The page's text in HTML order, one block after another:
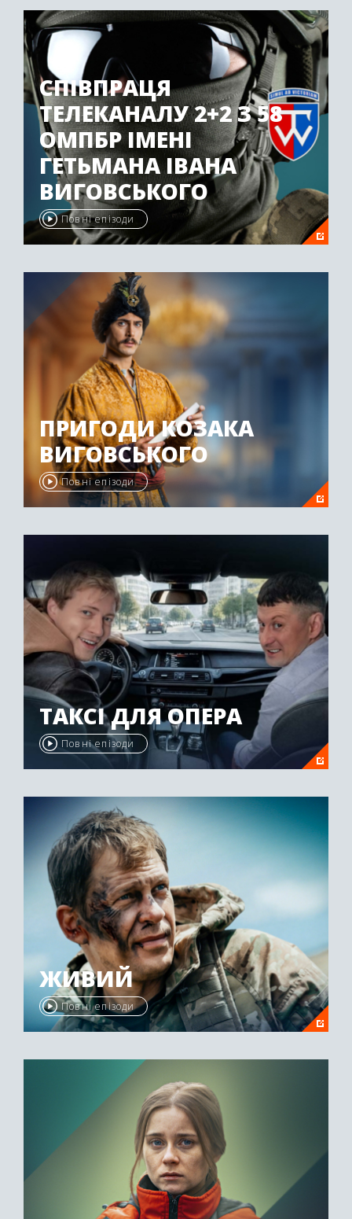
СПІВПРАЦЯ
ТЕЛЕКАНАЛУ 2+2 З 58
ОМПБР ІМЕНІ
ГЕТЬМАНА ІВАНА
ВИГОВСЬКОГО
Повні епізоди
ПРИГОДИ КОЗАКА
ВИГОВСЬКОГО
Повні епізоди
ТАКСІ ДЛЯ ОПЕРА
Повні епізоди
ЖИВИЙ
Повні епізоди